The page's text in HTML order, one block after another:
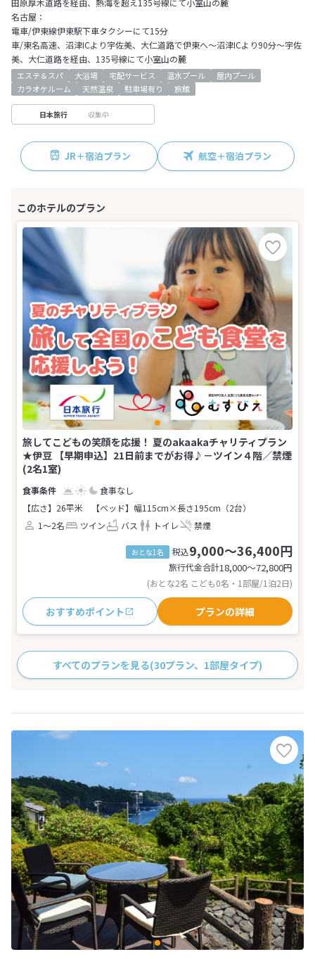
田原厚木道路を経由、熱海を超え135号線にて小室山の麓
名古屋：
電車/伊東線伊東駅下車タクシーにて15分
車/東名高速、沼津ICより宇佐美、大仁道路で伊東へ～沼津ICより90分～宇佐
美、大仁道路を経由、135号線にて小室山の麓
エステ＆スパ 大浴場 宅配サービス 温水プール
屋内プール
カラオケルーム
天然温泉 駐車場有り 旅館
日本旅行 収集中
JR＋宿泊プラン 航空＋宿泊プラン
旅してこどもの笑顔を応援！ 夏のakaakaチャリティプラン
★伊豆 【早期申込】21日前までがお得♪－ツイン４階／禁煙
(2名1室)
食事なし
【広さ】26平米
【ベッド】幅115cm×長さ195cm（2台）
1～2名
ツイン バス トイレ 禁煙
おとな1名 税込9,000～36,400円
旅行代金合計18,000〜72,800円
(おとな2名 こども0名・1部屋/1泊2日)
おすすめポイント プランの詳細
すべてのプランを見る(30プラン、1部屋タイプ)